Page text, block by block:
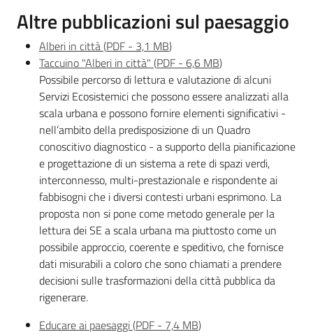
Altre pubblicazioni sul paesaggio
Alberi in città(PDF - 3,1 MB)
Taccuino "Alberi in città" (PDF - 6,6 MB)
Possibile percorso di lettura e valutazione di alcuni
Servizi Ecosistemici che possono essere analizzati alla
scala urbana e possono fornire elementi significativi -
nell’ambito della predisposizione di un Quadro
conoscitivo diagnostico - a supporto della pianificazione
e progettazione di un sistema a rete di spazi verdi,
interconnesso, multi-prestazionale e rispondente ai
fabbisogni che i diversi contesti urbani esprimono. La
proposta non si pone come metodo generale per la
lettura dei SE a scala urbana ma piuttosto come un
possibile approccio, coerente e speditivo, che fornisce
dati misurabili a coloro che sono chiamati a prendere
decisioni sulle trasformazioni della città pubblica da
rigenerare.
Educare ai paesaggi(PDF - 7,4 MB)